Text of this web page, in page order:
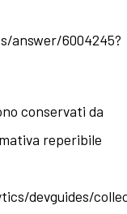
answer/6004245?
conservati da
reperibile
devguides/